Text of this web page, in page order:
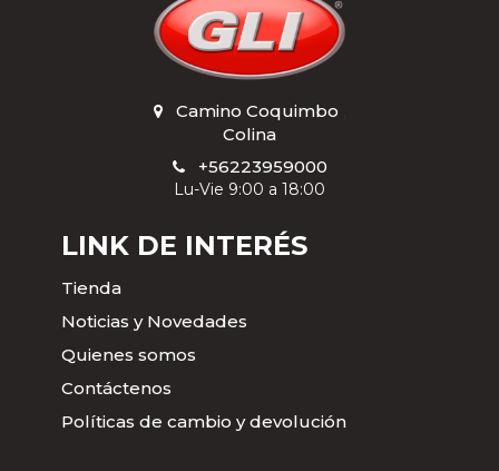
Camino Coquimbo
Colina
+56223959000
Lu-Vie 9:00 a 18:00
LINK DE INTERÉS
Tienda
Noticias y Novedades
Quienes somos
Contáctenos
Políticas de cambio y devolución